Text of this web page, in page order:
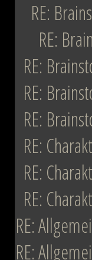
RE:
RE:
RE:
RE:
RE:
RE:
RE:
RE:
RE:
RE: